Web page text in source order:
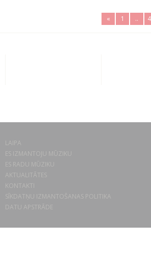
« 1 ..
LAIPA
ES IZMANTOJU MŪZIKU
ES RADU MŪZIKU
AKTUALITĀTES
KONTAKTI
SĪKDATŅU IZMANTOŠANAS POLITIKA
DATU APSTRĀDE